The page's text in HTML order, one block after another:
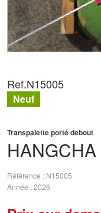
HANGCHA
Transpalette porté debout
Référence
N15005
Année 2026
Ref.N15005
Neuf